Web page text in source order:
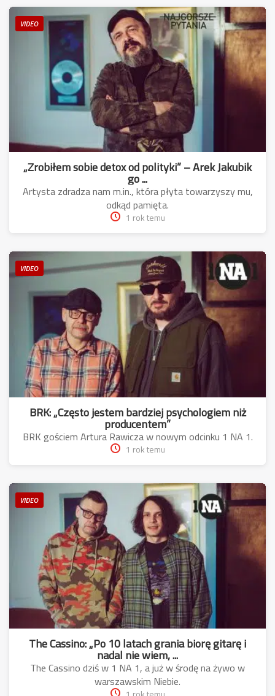
VIDEO
„Zrobiłem sobie detox od polityki” – Arek Jakubik
go ...
Artysta zdradza nam m.in., która płyta towarzyszy mu,
odkąd pamięta.
1 rok temu
VIDEO
BRK: „Często jestem bardziej psychologiem niż
producentem”
BRK gościem Artura Rawicza w nowym odcinku 1 NA 1.
1 rok temu
VIDEO
The Cassino: „Po 10 latach grania biorę gitarę i
nadal nie wiem, ...
The Cassino dziś w 1 NA 1, a już w środę na żywo w
warszawskim Niebie.